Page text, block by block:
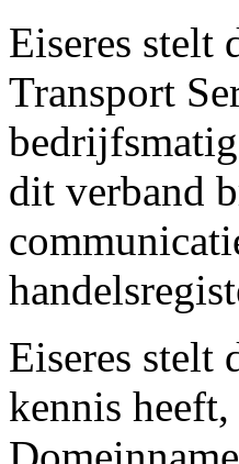
Eiseres stelt
Transport
dit verband
Eiseres stelt
kennis